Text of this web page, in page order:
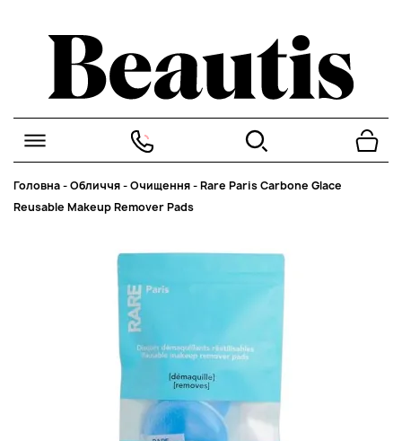
Головна-Обличчя-Очищення-Rare Paris Carbone Glace
Reusable Makeup Remover Pads